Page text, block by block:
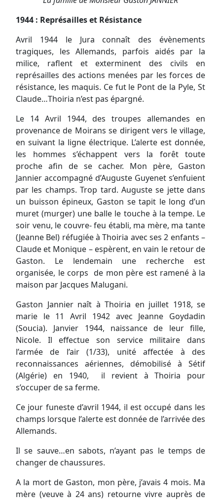
1944 : Représailles et Résistance
Avril 1944 le Jura connaît des évènements
tragiques, les Allemands, parfois aidés par la
milice, raflent et exterminent des civils en
représailles des actions menées par les forces de
résistance, les maquis. Ce fut le Pont de la Pyle, St
Claude…Thoiria n’est pas épargné.
Le 14 Avril 1944, des troupes allemandes en
provenance de Moirans se dirigent vers le village,
en suivant la ligne électrique. L’alerte est donnée,
les hommes s’échappent vers la forêt toute
proche afin de se cacher. Mon père, Gaston
Jannier accompagné d’Auguste Guyenet s’enfuient
par les champs. Trop tard. Auguste se jette dans
un buisson épineux, Gaston se tapit le long d’un
muret (murger) une balle le touche à la tempe. Le
soir venu, le couvre- feu établi, ma mère, ma tante
(Jeanne Bel) réfugiée à Thoiria avec ses 2 enfants –
Claude et Monique – espèrent, en vain le retour de
Gaston. Le lendemain une recherche est
organisée, le corps de mon père est ramené à la
maison par Jacques Malugani.
Gaston Jannier naît à Thoiria en juillet 1918, se
marie le 11 Avril 1942 avec Jeanne Goydadin
(Soucia). Janvier 1944, naissance de leur fille,
Nicole. Il effectue son service militaire dans
l’armée de l’air (1/33), unité affectée à des
reconnaissances aériennes, démobilisé à Sétif
(Algérie) en 1940, il revient à Thoiria pour
s’occuper de sa ferme.
Ce jour funeste d’avril 1944, il est occupé dans les
champs lorsque l’alerte est donnée de l’arrivée des
Allemands.
Il se sauve…en sabots, n’ayant pas le temps de
changer de chaussures.
A la mort de Gaston, mon père, j’avais 4 mois. Ma
mère (veuve à 24 ans) retourne vivre auprès de